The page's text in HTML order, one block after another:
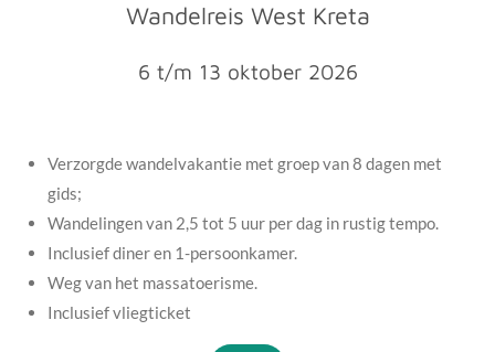
Wandelreis West Kreta
6 t/m 13 oktober 2026
Verzorgde wandelvakantie met groep van 8 dagen met
gids;
Wandelingen van 2,5 tot 5 uur per dag in rustig tempo.
Inclusief diner en 1-persoonkamer.
Weg van het massatoerisme.
Inclusief vliegticket